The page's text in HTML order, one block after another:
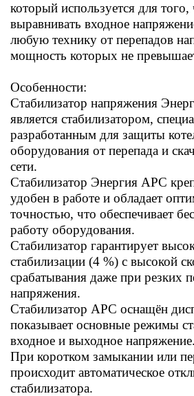
который используется для
выравнивать входное
любую технику от перепадов
мощность которых не
Особенности:
Стабилизатор напряжения
является стабилизатором,
разработанным для защиты
оборудования от перепада и
сети.
Стабилизатор Энергия АРС
удобен в работе и обладает
точностью, что обеспечивает
работу оборудования.
Стабилизатор гарантирует
стабилизации (4 %) с высокой
срабатывания даже при резких
напряжения.
Стабилизатор АРС оснащён
показывает основные режимы
входное и выходное напряжение.
При коротком замыкании или
происходит автоматическое
стабилизатора.